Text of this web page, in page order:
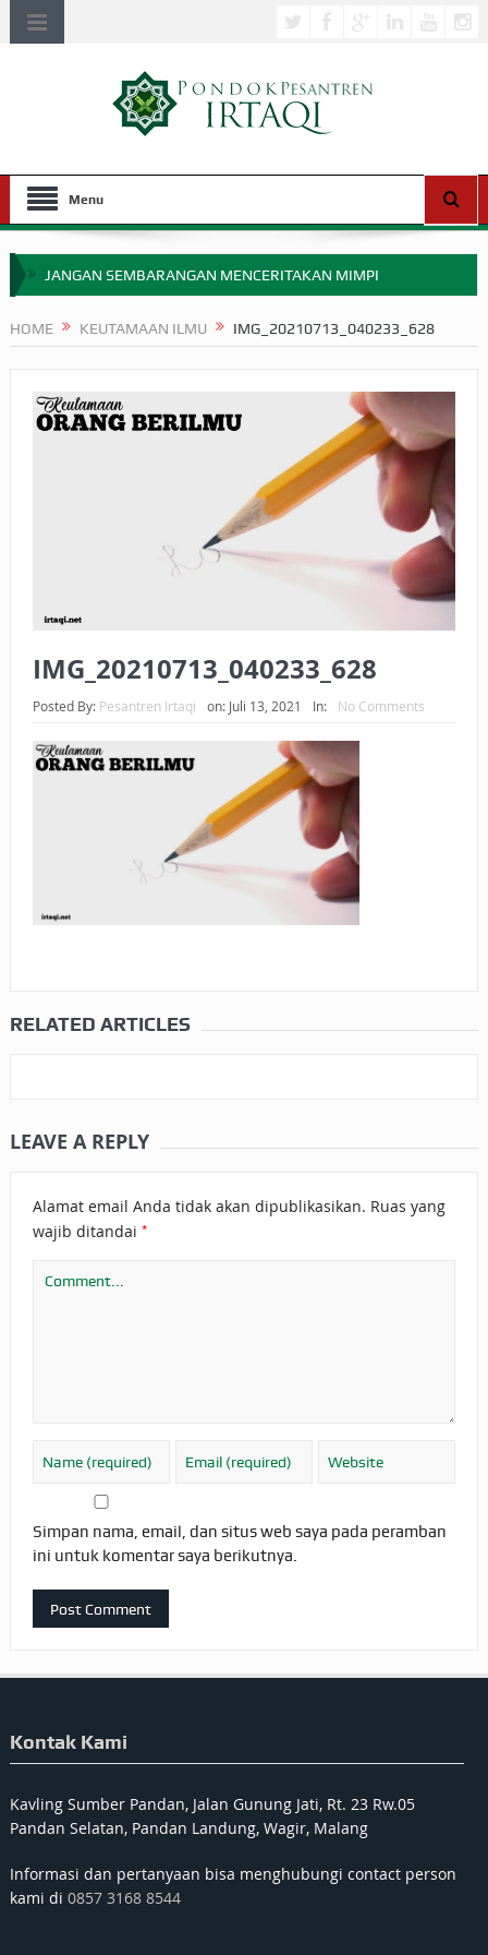
Menu
JANGAN SEMBARANGAN MENCERITAKAN MIMPI
APA HUKUM MEMPERCEPAT PEMBAYARAN ZAKAT
BAGAIMANA CARA MEMBAYAR ZAKAT UANG?
UANG HARAM BISA MENJADI HALAL JIKA SEBAB
HUKUM MEMBAYAR ZAKAT KEPADA KERABAT SENDIRI
HOME KEUTAMAAN ILMU IMG_20210713_040233_628
IMG_20210713_040233_628
Posted By: Pesantren Irtaqi on: Juli 13, 2021 In: No Comments
RELATED ARTICLES
LEAVE A REPLY
Alamat email Anda tidak akan dipublikasikan. Ruas yang
wajib ditandai *
Simpan nama, email, dan situs web saya pada peramban
ini untuk komentar saya berikutnya.
Kontak Kami
Kavling Sumber Pandan, Jalan Gunung Jati, Rt. 23 Rw.05
Pandan Selatan, Pandan Landung, Wagir, Malang
Informasi dan pertanyaan bisa menghubungi contact person
kami di 0857 3168 8544